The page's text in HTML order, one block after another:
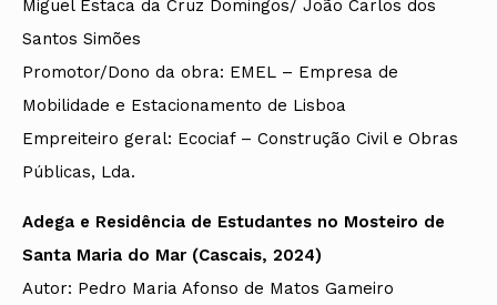
Miguel Estaca da Cruz Domingos/ João Carlos dos
Santos Simões
Promotor/Dono da obra: EMEL – Empresa de
Mobilidade e Estacionamento de Lisboa
Empreiteiro geral: Ecociaf – Construção Civil e Obras
Públicas, Lda.
Adega e Residência de Estudantes no Mosteiro de
Santa Maria do Mar (Cascais, 2024)
Autor: Pedro Maria Afonso de Matos Gameiro